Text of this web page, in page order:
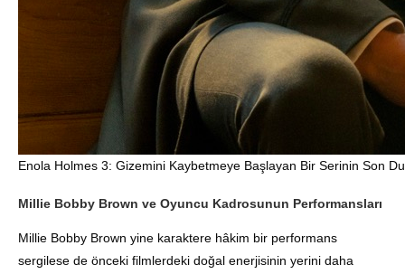
Enola Holmes 3: Gizemini Kaybetmeye Başlayan Bir Serinin Son
Millie Bobby Brown ve Oyuncu Kadrosunun Performansları
Millie Bobby Brown yine karaktere hâkim bir performans
sergilese de önceki filmlerdeki doğal enerjisinin yerini daha